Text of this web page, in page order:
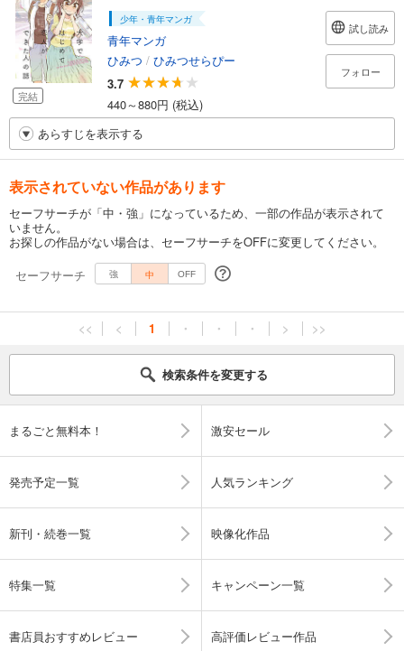
完結
少年・青年マンガ
青年マンガ
ひみつ / ひみつせらぴー
3.7
440～880円 (税込)
試し読み
フォロー
あらすじを表示する
表示されていない作品があります
セーフサーチが「中・強」になっているため、一部の作品が表示されて
いません。
お探しの作品がない場合は、セーフサーチをOFFに変更してください。
セーフサーチ
強 中 OFF
<< < 1 ・ ・ ・ > >>
検索条件を変更する
まるごと無料本！ 激安セール
発売予定一覧 人気ランキング
新刊・続巻一覧 映像化作品
特集一覧 キャンペーン一覧
書店員おすすめレビュー 高評価レビュー作品